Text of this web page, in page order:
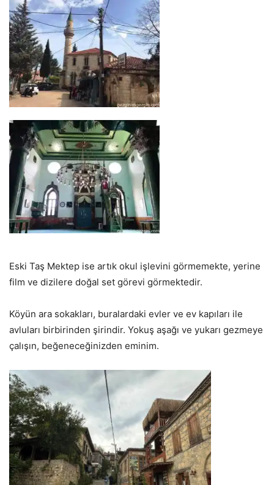
Eski Taş Mektep ise artık okul işlevini görmemekte, yerine
film ve dizilere doğal set görevi görmektedir.
Köyün ara sokakları, buralardaki evler ve ev kapıları ile
avluları birbirinden şirindir. Yokuş aşağı ve yukarı gezmeye
çalışın, beğeneceğinizden eminim.